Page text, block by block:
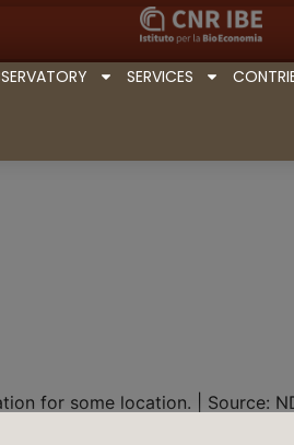
SERVICES
for some location. | Source: